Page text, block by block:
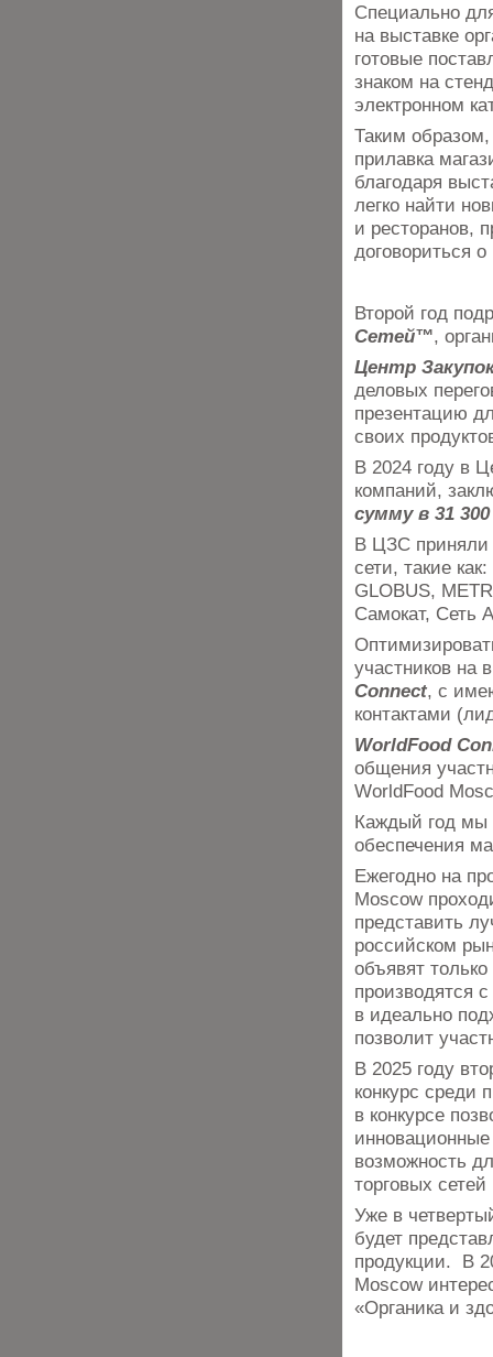
Специально
на выставке
готовые
знаком на
электронном
Таким
прилавка
благодаря
легко найти
и ресторанов,
договориться
Второй год
Сетей™,
Центр
деловых
презентацию
своих
В 2024 году в
компаний,
сумму в 31
В ЦЗС приняли
сети, такие
GLOBUS,
Самокат, Сеть
участников на
Connect, с
контактами
WorldFood
общения
WorldFood
Каждый год мы
обеспечения
Ежегодно на
Moscow
представить
российском
объявят
производятся
в идеально
позволит
В 2025 году
конкурс среди
в конкурсе
возможность
торговых
Уже в
будет
продукции. В
Moscow
«Органика и